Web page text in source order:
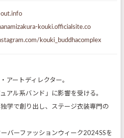
kouki.officialsite.co
kouki_buddhacomplex
アートディレクター。
アル系バンド」に影響を受ける。
学で創り出し、ステージ衣装専門の
バーファッションウィーク2024SSを